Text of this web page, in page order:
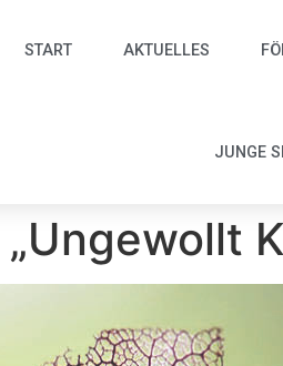
START AKTUELLES
JUNGE